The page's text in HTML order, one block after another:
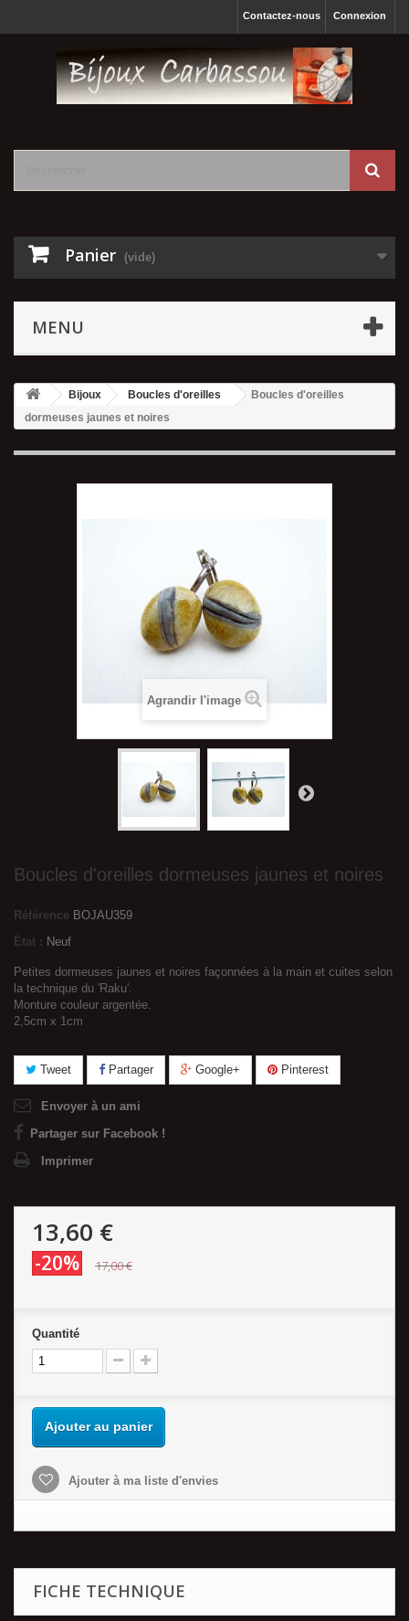
Connexion
Contactez-nous
Panier (vide)
MENU
Bijoux Boucles d'oreilles
Boucles d'oreilles
dormeuses jaunes et noires
Agrandir l'image
Boucles d'oreilles dormeuses jaunes et noires
Référence BOJAU359
État : Neuf
Petites dormeuses jaunes et noires façonnées à la main et cuites selon
la technique du 'Raku'.
Monture couleur argentée.
2,5cm x 1cm
Tweet Partager Google+ Pinterest
Envoyer à un ami
Partager sur Facebook !
Imprimer
13,60 €
-20% 17,00 €
Quantité
Ajouter au panier
Ajouter à ma liste d'envies
FICHE TECHNIQUE